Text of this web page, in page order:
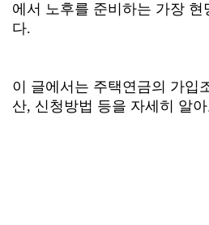
에서 노후를 준비하는 가장 현
다.
이 글에서는 주택연금의 가입
산, 신청방법 등을 자세히 알